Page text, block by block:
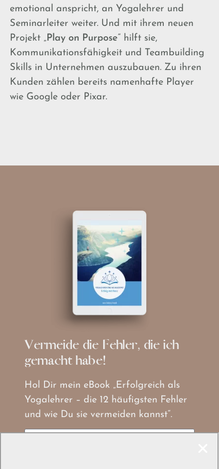
emotional anspricht, an Yogalehrer und
Seminarleiter weiter. Und mit ihrem neuen
Projekt „Play on Purpose“ hilft sie,
Kommunikationsfähigkeit und Teambuilding
Skills in Unternehmen auszubauen. Zu ihren
Kunden zählen bereits namenhafte Player
wie Google oder Pixar.
Vermeide die Fehler, die ich
gemacht habe!
Hol Dir mein eBook „Erfolgreich als
Yogalehrer – die 12 häufigsten Fehler
und wie Du sie vermeiden kannst“.